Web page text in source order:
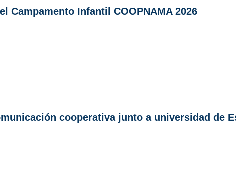
Campamento Infantil COOPNAMA 2026
cooperativa junto a universidad de